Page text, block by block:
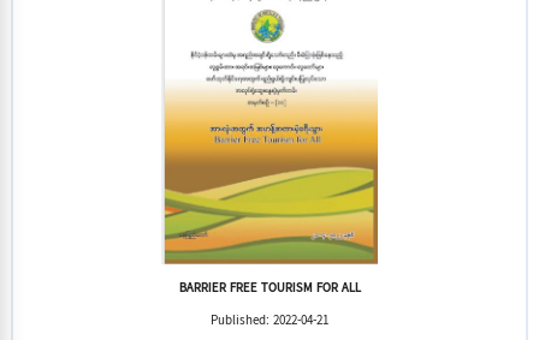
BARRIER FREE TOURISM FOR ALL
Published: 2022-04-21